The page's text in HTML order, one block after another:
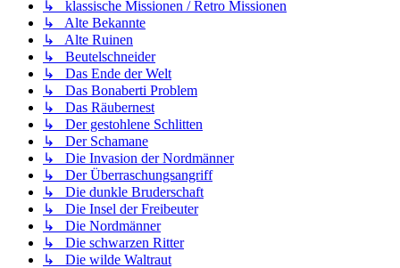
↳ klassische Missionen / Retro Missionen
↳ Alte Bekannte
↳ Alte Ruinen
↳ Beutelschneider
↳ Das Ende der Welt
↳ Das Bonaberti Problem
↳ Das Räubernest
↳ Der gestohlene Schlitten
↳ Der Schamane
↳ Die Invasion der Nordmänner
↳ Der Überraschungsangriff
↳ Die dunkle Bruderschaft
↳ Die Insel der Freibeuter
↳ Die Nordmänner
↳ Die schwarzen Ritter
↳ Die wilde Waltraut